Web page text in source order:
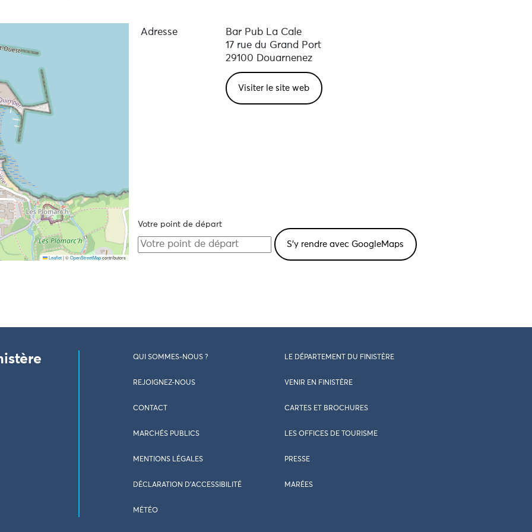
Leaflet |©OpenStreetMapcontributors
Adresse
Bar Pub La Cale
17 rue du Grand Port
29100 Douarnenez
Visiter le site web
Votre point de départ
QUI SOMMES-NOUS ? LE DÉPARTEMENT DU FINISTÈRE
REJOIGNEZ-NOUS VENIR EN FINISTÈRE
CONTACT CARTES ET BROCHURES
MARCHÉS PUBLICS LES OFFICES DE TOURISME
MENTIONS LÉGALES PRESSE
DÉCLARATION D’ACCESSIBILITÉ MARÉES
MÉTÉO